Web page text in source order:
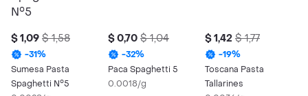
$ 1,09 $ 1,58
-31%
Sumesa Pasta
Spaghetti N°5
$ 0,70 $ 1,04
-32%
Paca Spaghetti 5
0.0018/g
$ 1,42 $ 1,77
-19%
Toscana Pasta
Tallarines